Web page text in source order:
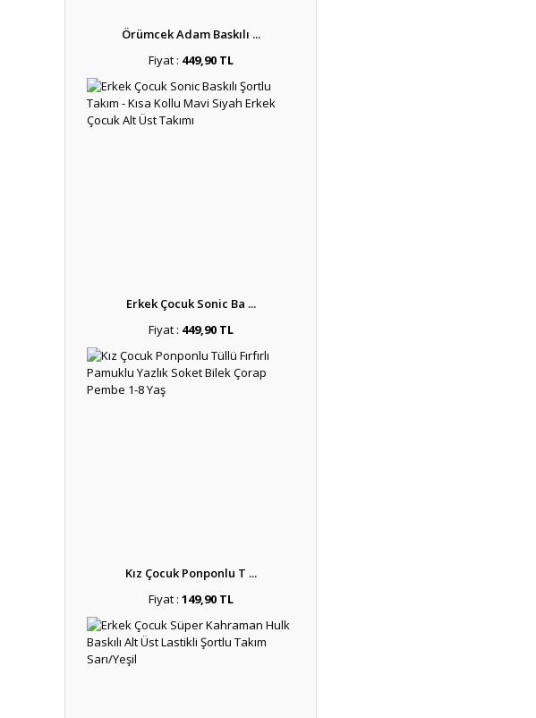
Örümcek Adam Baskılı ...
Fiyat : 449,90 TL
Erkek Çocuk Sonic Ba ...
Fiyat : 449,90 TL
Kız Çocuk Ponponlu T ...
Fiyat : 149,90 TL